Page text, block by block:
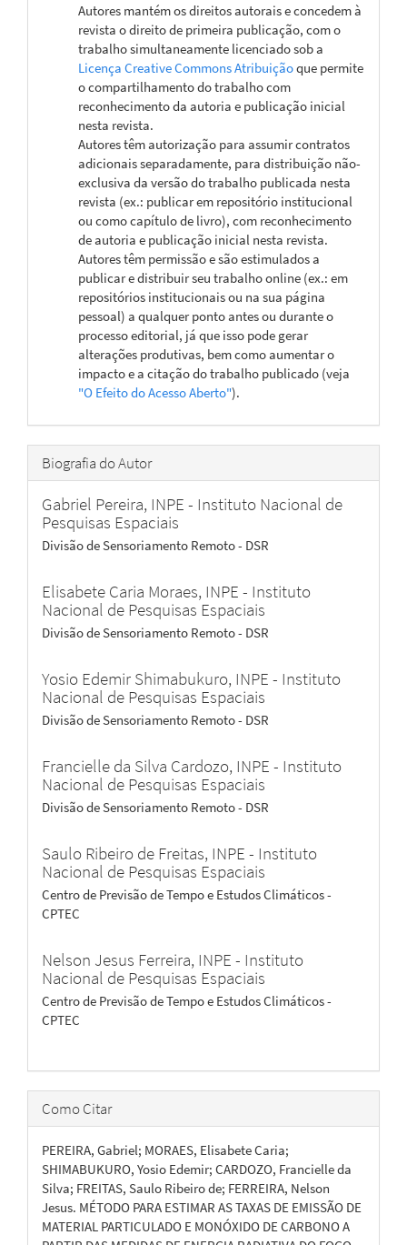
Autores mantém os direitos autorais e concedem à
revista o direito de primeira publicação, com o
trabalho simultaneamente licenciado sob a
Licença Creative Commons Atribuiçãoque permite
o compartilhamento do trabalho com
reconhecimento da autoria e publicação inicial
nesta revista.
Autores têm autorização para assumir contratos
adicionais separadamente, para distribuição não-
exclusiva da versão do trabalho publicada nesta
revista (ex.: publicar em repositório institucional
ou como capítulo de livro), com reconhecimento
de autoria e publicação inicial nesta revista.
Autores têm permissão e são estimulados a
publicar e distribuir seu trabalho online (ex.: em
repositórios institucionais ou na sua página
pessoal) a qualquer ponto antes ou durante o
processo editorial, já que isso pode gerar
alterações produtivas, bem como aumentar o
impacto e a citação do trabalho publicado (veja
"O Efeito do Acesso Aberto").
Biografia do Autor
Gabriel Pereira, INPE - Instituto Nacional de
Pesquisas Espaciais
Divisão de Sensoriamento Remoto - DSR
Elisabete Caria Moraes, INPE - Instituto
Nacional de Pesquisas Espaciais
Divisão de Sensoriamento Remoto - DSR
Yosio Edemir Shimabukuro, INPE - Instituto
Nacional de Pesquisas Espaciais
Divisão de Sensoriamento Remoto - DSR
Francielle da Silva Cardozo, INPE - Instituto
Nacional de Pesquisas Espaciais
Divisão de Sensoriamento Remoto - DSR
Saulo Ribeiro de Freitas, INPE - Instituto
Nacional de Pesquisas Espaciais
Centro de Previsão de Tempo e Estudos Climáticos -
CPTEC
Nelson Jesus Ferreira, INPE - Instituto
Nacional de Pesquisas Espaciais
Centro de Previsão de Tempo e Estudos Climáticos -
CPTEC
Como Citar
PEREIRA, Gabriel; MORAES, Elisabete Caria;
SHIMABUKURO, Yosio Edemir; CARDOZO, Francielle da
Silva; FREITAS, Saulo Ribeiro de; FERREIRA, Nelson
Jesus. MÉTODO PARA ESTIMAR AS TAXAS DE EMISSÃO DE
MATERIAL PARTICULADO E MONÓXIDO DE CARBONO A